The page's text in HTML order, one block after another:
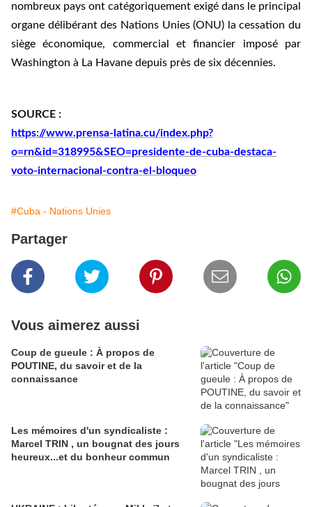
nombreux pays ont catégoriquement exigé dans le principal
organe délibérant des Nations Unies (ONU) la cessation du
siège économique, commercial et financier imposé par
Washington à La Havane depuis près de six décennies.
SOURCE :
https://www.prensa-latina.cu/index.php?
o=rn&id=318995&SEO=presidente-de-cuba-destaca-
voto-internacional-contra-el-bloqueo
#Cuba - Nations Unies
Partager
Vous aimerez aussi
Coup de gueule : À propos de
POUTINE, du savoir et de la
connaissance
Les mémoires d'un syndicaliste :
Marcel TRIN , un bougnat des jours
heureux...et du bonheur commun